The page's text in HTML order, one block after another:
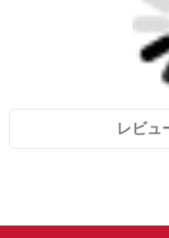
レビュ